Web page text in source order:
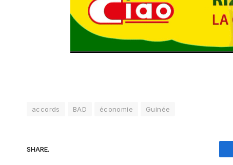
accords BAD économie Guinée
SHARE.